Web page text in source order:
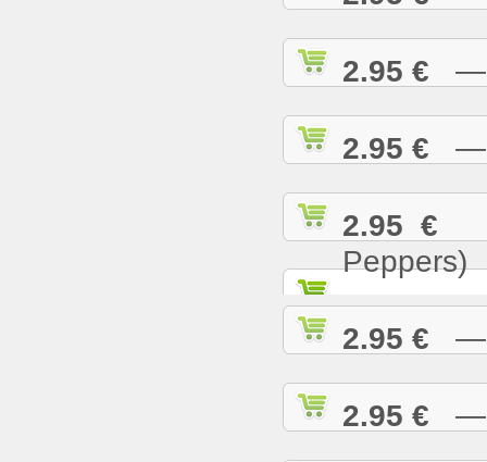
2.95 € —
2.95 € —
2.95 €
Peppers)
2.95 € —
2.95 € —